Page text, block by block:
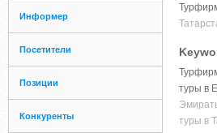
Информер
Посетители
Позиции
Конкуренты
туры в
туры в